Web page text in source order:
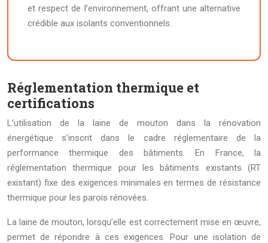
et respect de l’environnement, offrant une alternative
crédible aux isolants conventionnels.
Réglementation thermique et
certifications
L’utilisation de la laine de mouton dans la rénovation
énergétique s’inscrit dans le cadre réglementaire de la
performance thermique des bâtiments. En France, la
réglementation thermique pour les bâtiments existants (RT
existant) fixe des exigences minimales en termes de résistance
thermique pour les parois rénovées.
La laine de mouton, lorsqu’elle est correctement mise en œuvre,
permet de répondre à ces exigences. Pour une isolation de